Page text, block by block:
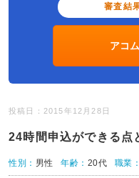
審査結
アコ
投稿日：2015年12月28日
24時間申込ができる点
性別： 男性 年齢： 20代 職業